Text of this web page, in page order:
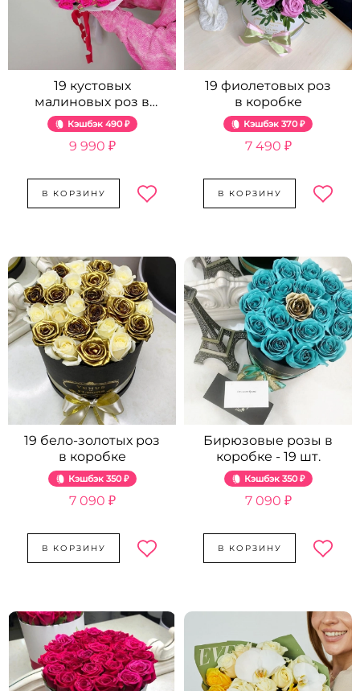
19 кустовых
малиновых роз в
букете
Кэшбэк 490 ₽
9 990 ₽
В КОРЗИНУ
19 фиолетовых роз
в коробке
Кэшбэк 370 ₽
7 490 ₽
В КОРЗИНУ
19 бело-золотых роз
в коробке
Кэшбэк 350 ₽
7 090 ₽
В КОРЗИНУ
Бирюзовые розы в
коробке - 19 шт.
Кэшбэк 350 ₽
7 090 ₽
В КОРЗИНУ